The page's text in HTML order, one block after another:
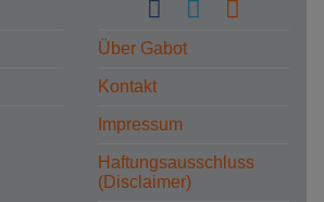
Über Gabot
Kontakt
Impressum
Haftungsausschluss
(Disclaimer)